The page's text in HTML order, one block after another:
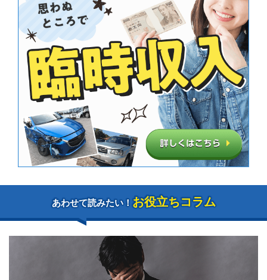
あわせて読みたい！ お役立ちコラム